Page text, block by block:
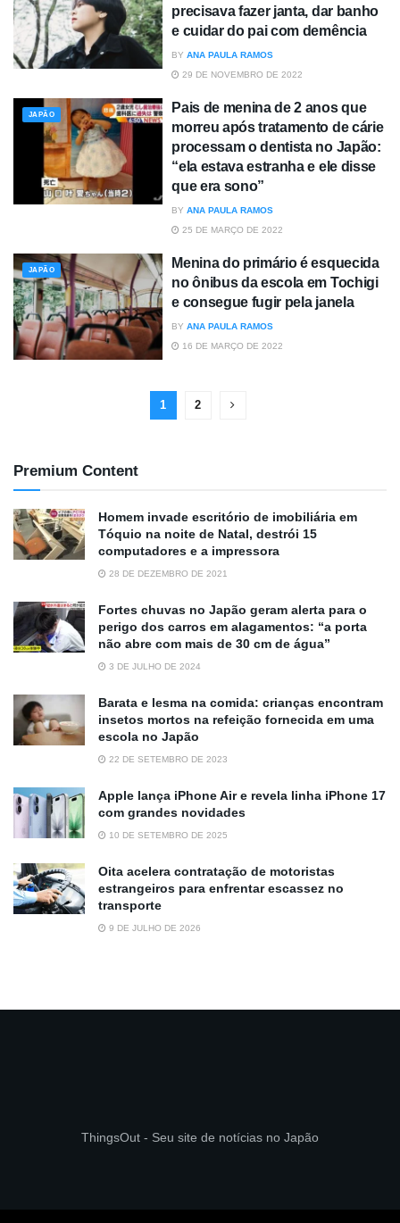
precisava fazer janta, dar banho
e cuidar do pai com demência
BY ANA PAULA RAMOS
29 DE NOVEMBRO DE 2022
JAPÃO
Pais de menina de 2 anos que
morreu após tratamento de cárie
processam o dentista no Japão:
“ela estava estranha e ele disse
que era sono”
BY ANA PAULA RAMOS
25 DE MARÇO DE 2022
JAPÃO
Menina do primário é esquecida
no ônibus da escola em Tochigi
e consegue fugir pela janela
BY ANA PAULA RAMOS
16 DE MARÇO DE 2022
1 2
Premium Content
Homem invade escritório de imobiliária em
Tóquio na noite de Natal, destrói 15
computadores e a impressora
28 DE DEZEMBRO DE 2021
Fortes chuvas no Japão geram alerta para o
perigo dos carros em alagamentos: “a porta
não abre com mais de 30 cm de água”
3 DE JULHO DE 2024
Barata e lesma na comida: crianças encontram
insetos mortos na refeição fornecida em uma
escola no Japão
22 DE SETEMBRO DE 2023
Apple lança iPhone Air e revela linha iPhone 17
com grandes novidades
10 DE SETEMBRO DE 2025
Oita acelera contratação de motoristas
estrangeiros para enfrentar escassez no
transporte
9 DE JULHO DE 2026
ThingsOut - Seu site de notícias no Japão